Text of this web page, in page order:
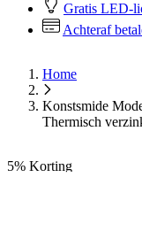
Gratis LED-
Achteraf
Home
Konstsmide
Thermisch
5% Korting